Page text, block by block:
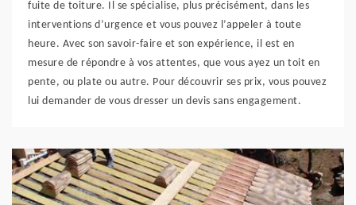
fuite de toiture. Il se spécialise, plus précisément, dans les
interventions d’urgence et vous pouvez l’appeler à toute
heure. Avec son savoir-faire et son expérience, il est en
mesure de répondre à vos attentes, que vous ayez un toit en
pente, ou plate ou autre. Pour découvrir ses prix, vous pouvez
lui demander de vous dresser un devis sans engagement.